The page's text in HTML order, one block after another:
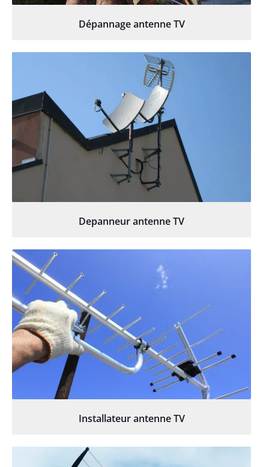
Dépannage antenne TV
Depanneur antenne TV
Installateur antenne TV